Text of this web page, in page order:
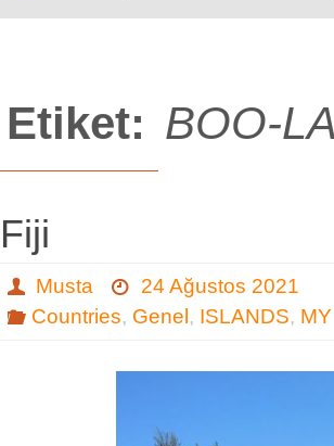
Etiket: BOO-LA
Fiji
Musta
24 Ağustos 2021
Countries, Genel , ISLANDS,